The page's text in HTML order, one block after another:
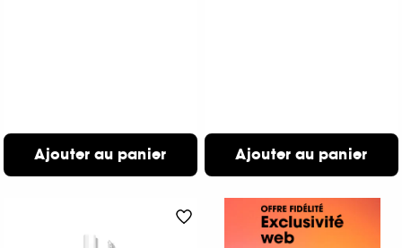
Ajouter au panier Ajouter au panier